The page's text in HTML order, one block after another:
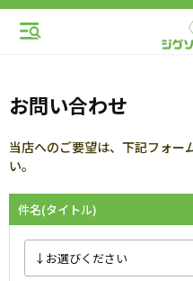
お問い合わせ
当店へのご要望は、下記フォー
い。
件名(タイトル)